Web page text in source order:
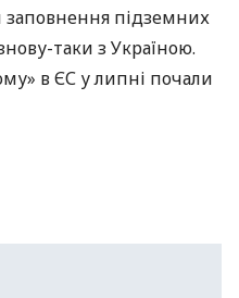
підземних
таки з Україною.
в ЄС у липні почали